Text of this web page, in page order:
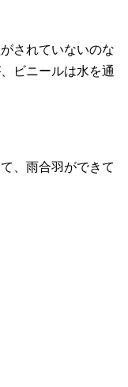
されていないのな
ビニールは水を通
、雨合羽ができて